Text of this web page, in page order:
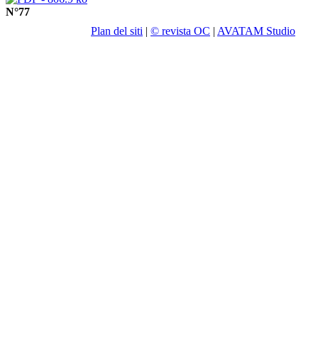
N°77
Plan del siti | © revista OC | AVATAM Studio